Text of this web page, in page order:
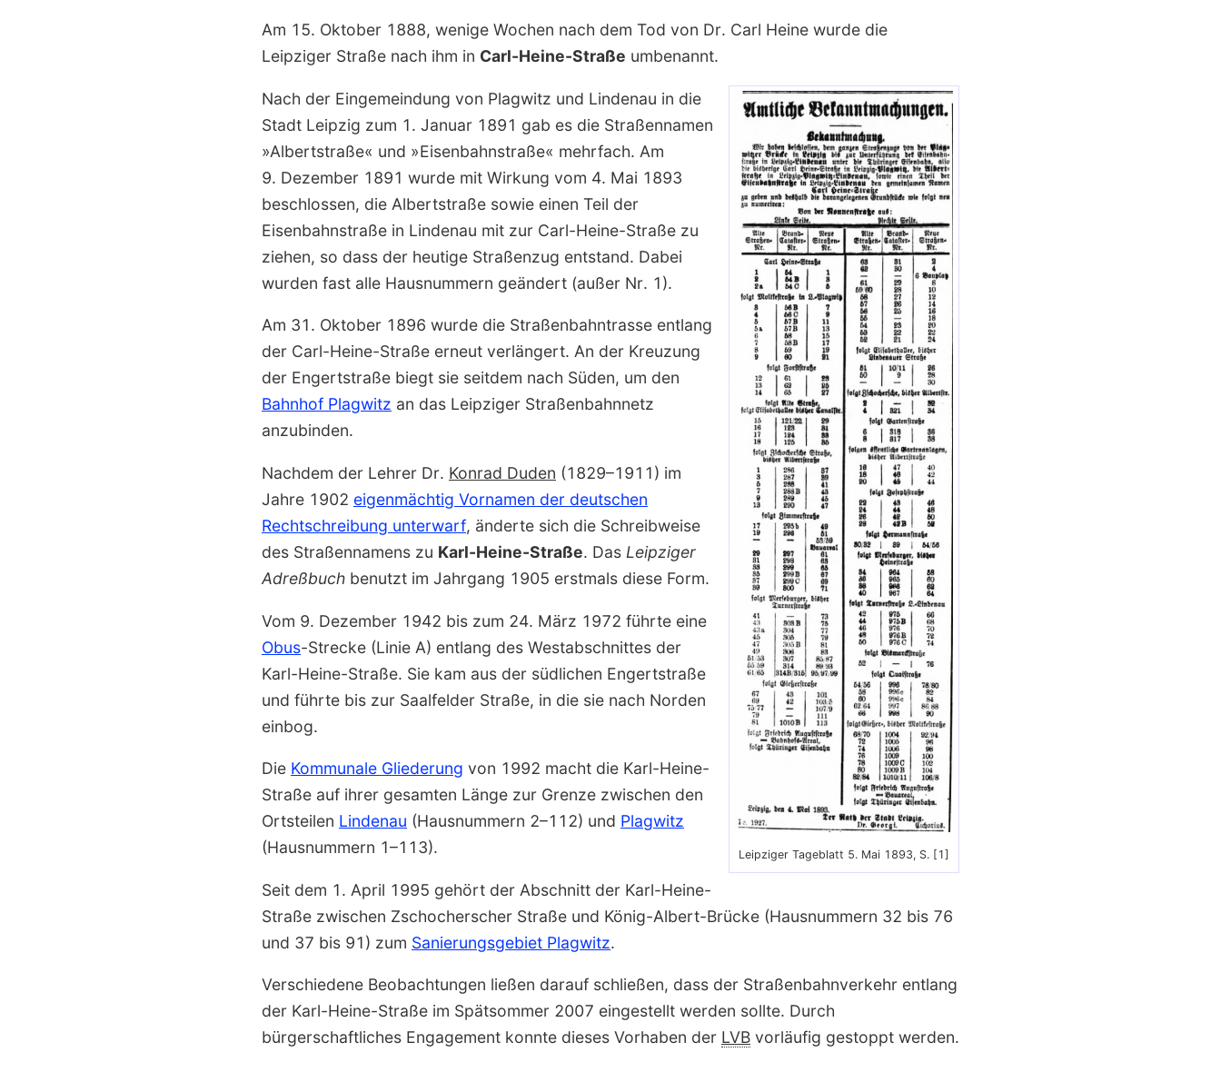
Am 15. Oktober 1888, wenige Wochen nach dem Tod von Dr. Carl Heine wurde die
Leipziger Straße nach ihm in Carl-Heine-Straße umbenannt.
Leipziger Tageblatt 5. Mai 1893, S. [1]
Nach der Eingemeindung von Plagwitz und Lindenau in die
Stadt Leipzig zum 1. Januar 1891 gab es die Straßennamen
»Albertstraße« und »Eisenbahnstraße« mehrfach. Am
9. Dezember 1891 wurde mit Wirkung vom 4. Mai 1893
beschlossen, die Albertstraße sowie einen Teil der
Eisenbahnstraße in Lindenau mit zur Carl-Heine-Straße zu
ziehen, so dass der heutige Straßenzug entstand. Dabei
wurden fast alle Hausnummern geändert (außer Nr. 1).
Am 31. Oktober 1896 wurde die Straßenbahntrasse entlang
der Carl-Heine-Straße erneut verlängert. An der Kreuzung
der Engertstraße biegt sie seitdem nach Süden, um den
Bahnhof Plagwitz an das Leipziger Straßen­bahn­netz
anzubinden.
Nachdem der Lehrer Dr. Konrad Duden (1829–1911) im
Jahre 1902 eigenmächtig Vor­namen der deutschen
Rechtschreibung unterwarf, änderte sich die Schreibweise
des Straßen­namens zu Karl-Heine-Straße. Das Leipziger
Adreßbuch benutzt im Jahrgang 1905 erstmals diese Form.
Vom 9. Dezember 1942 bis zum 24. März 1972 führte eine
Obus-Strecke (Linie A) entlang des Westabschnittes der
Karl-Heine-Straße. Sie kam aus der südlichen Engert­straße
und führte bis zur Saalfelder Straße, in die sie nach Norden
einbog.
Die Kommunale Gliederung von 1992 macht die Karl-Heine-
Straße auf ihrer gesamten Länge zur Grenze zwi­schen den
Ortsteilen Lindenau (Hausnummern 2–112) und Plagwitz
(Hausnummern 1–113).
Seit dem 1. April 1995 gehört der Abschnitt der Karl-Heine-
Straße zwischen Zschocher­scher Straße und König-Albert-Brücke (Hausnummern 32 bis 76
und 37 bis 91) zum Sanierungsgebiet Plagwitz.
Verschiedene Beobachtungen ließen darauf schließen, dass der Straßenbahnverkehr entlang
der Karl-Heine-Straße im Spätsommer 2007 eingestellt werden sollte. Durch
bürgerschaftliches Engagement konnte dieses Vorhaben der LVB vorläufig gestoppt werden.